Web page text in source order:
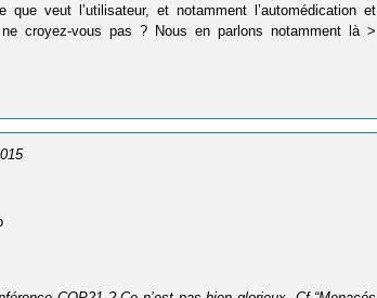
veut l’utilisateur, et notamment l’automédication et
croyez-vous pas ? Nous en parlons notamment là >